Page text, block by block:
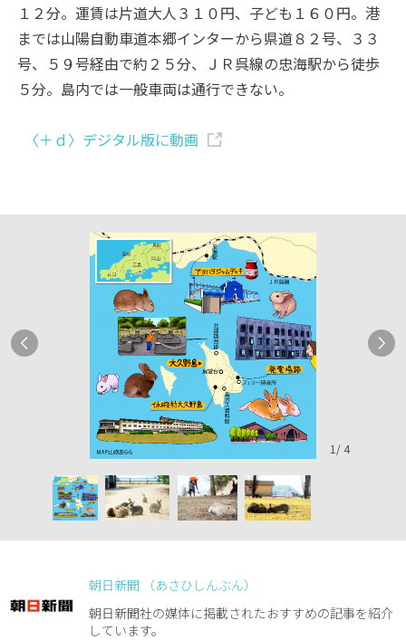
１２分。運賃は片道大人３１０円、子ども１６０円。港
までは山陽自動車道本郷インターから県道８２号、３３
号、５９号経由で約２５分、ＪＲ呉線の忠海駅から徒歩
５分。島内では一般車両は通行できない。
〈＋ｄ〉デジタル版に動画
1 / 4
朝日新聞 （あさひしんぶん）
朝日新聞社の媒体に掲載されたおすすめの記事を紹介
しています。